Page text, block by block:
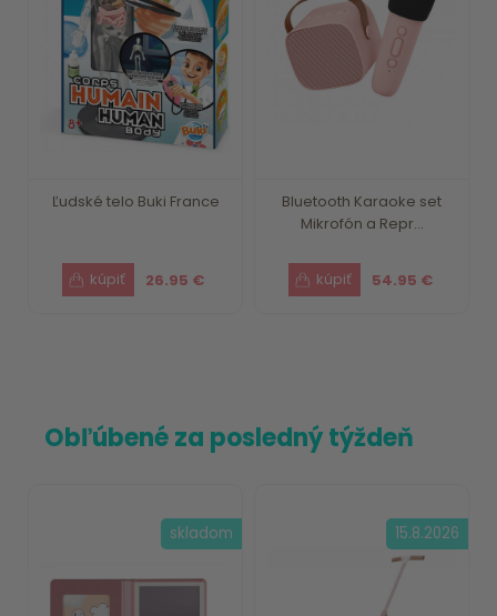
Ľudské telo Buki France
26.95 €
Bluetooth Karaoke set
Mikrofón a Repr...
54.95 €
Obľúbené za posledný týždeň
skladom 15.8.2026